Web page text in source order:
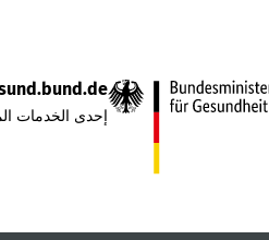
إحدى الخدمات